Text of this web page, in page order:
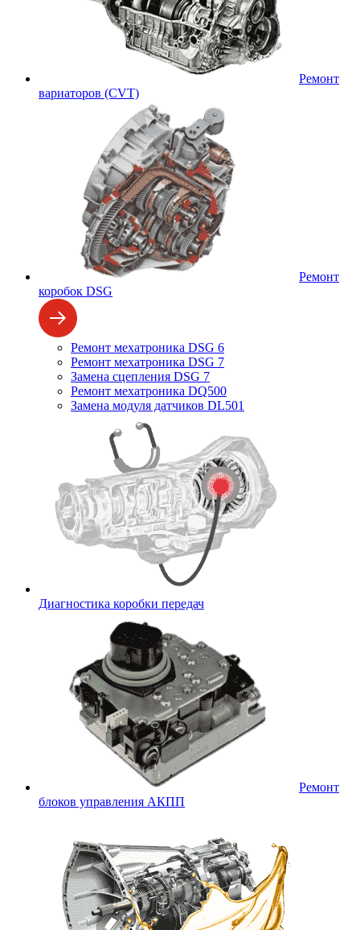
Ремонт
вариаторов (CVT)
Ремонт
коробок DSG
Ремонт мехатроника DSG 6
Ремонт мехатроника DSG 7
Замена сцепления DSG 7
Ремонт мехатроника DQ500
Замена модуля датчиков DL501
Диагностика коробки передач
Ремонт
блоков управления АКПП